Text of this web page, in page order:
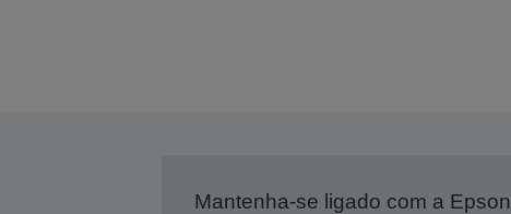
Mantenha-se ligado com a Epson